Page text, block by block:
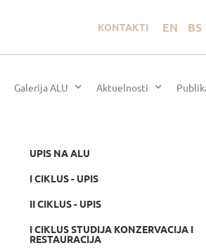
KONTAKTI EN BS
Galerija ALU Aktuelnosti
UPIS NA ALU
I CIKLUS - UPIS
II CIKLUS - UPIS
I CIKLUS STUDIJA KONZERVACIJA I
RESTAURACIJA